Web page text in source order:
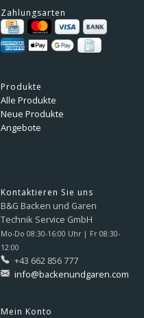
Zahlungsarten
Produkte
Alle Produkte
Neue Produkte
Angebote
Kontaktieren Sie uns
B&G Backen und Garen
Technik Service GmbH
Mo-Do 08:30-16:00 Uhr | Fr 08:30-
12:00
+43 662 856 777
info@backenundgaren.com
Mein Konto